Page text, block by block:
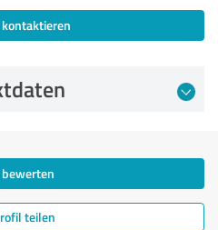
bewerten
teilen